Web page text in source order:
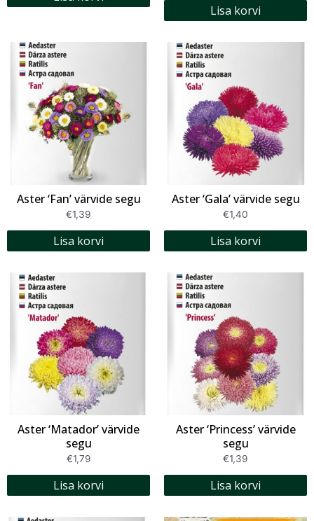
Lisa korvi
Aster ‘Fan’ värvide segu
€1,39
Lisa korvi
Aster ‘Gala’ värvide segu
€1,40
Lisa korvi
Aster ‘Matador’ värvide
segu
€1,79
Lisa korvi
Aster ‘Princess’ värvide
segu
€1,39
Lisa korvi